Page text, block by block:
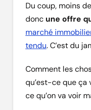
Du coup, moins
donc une offre
marché
tendu. C’est du
Comment les
qu’est-ce que ça
ce qu’on va voir